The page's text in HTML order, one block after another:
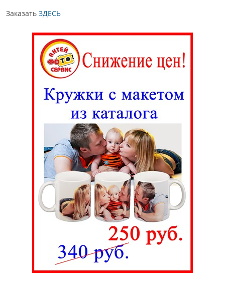
Заказать ЗДЕСЬ